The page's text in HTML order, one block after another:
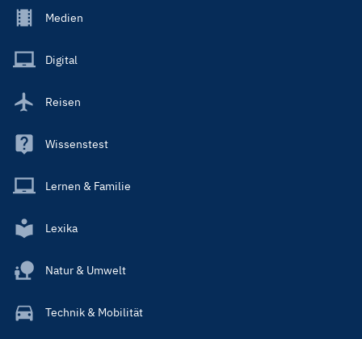
Footer
Main
Medien
Digital
Reisen
Wissenstest
Lernen & Familie
Lexika
Natur & Umwelt
Technik & Mobilität